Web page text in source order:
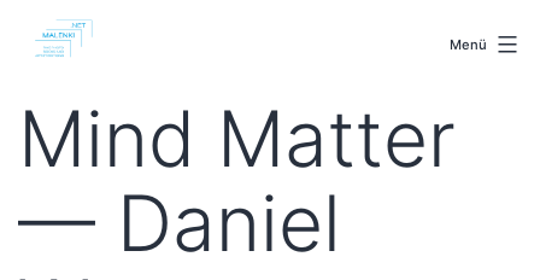
Inhalt
Menü
Mind Matter
— Daniel